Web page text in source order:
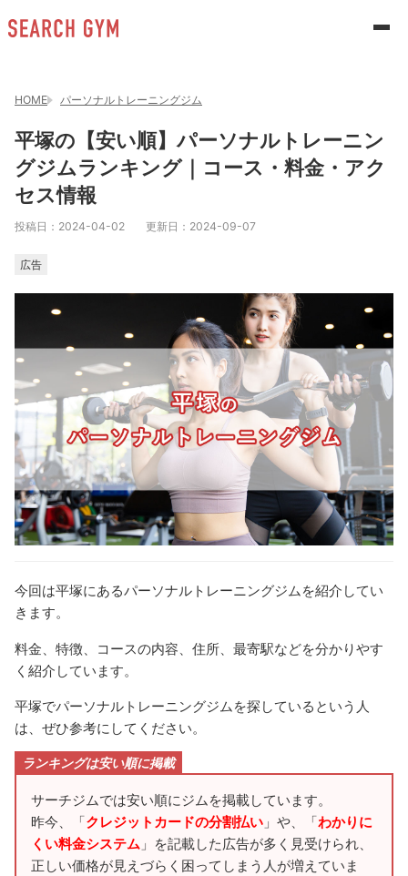
HOME パーソナルトレーニングジム
平塚の【安い順】パーソナルトレーニン
グジムランキング｜コース・料金・アク
セス情報
投稿日： 2024-04-02 更新日： 2024-09-07
広告
今回は平塚にあるパーソナルトレーニングジムを紹介してい
きます。
料金、特徴、コースの内容、住所、最寄駅などを分かりやす
く紹介しています。
平塚でパーソナルトレーニングジムを探しているという人
は、ぜひ参考にしてください。
ランキングは安い順に掲載
サーチジムでは安い順にジムを掲載しています。
昨今、「クレジットカードの分割払い 」や、「わかりに
くい料金システム 」を記載した広告が多く見受けられ、
正しい価格が見えづらく困ってしまう人が増えていま